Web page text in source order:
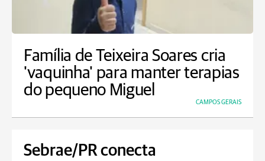
Família de Teixeira Soares cria
'vaquinha' para manter terapias
do pequeno Miguel
CAMPOS GERAIS
Sebrae/PR conecta